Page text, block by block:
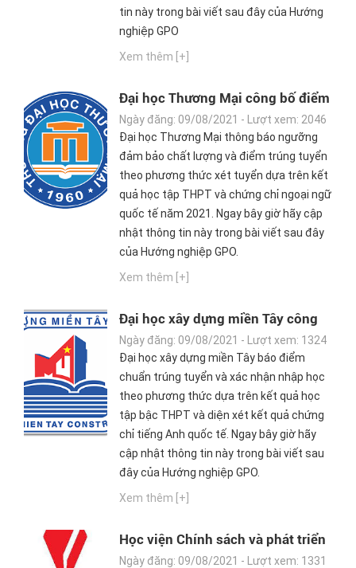
tin này trong bài viết sau đây của Hướng
nghiệp GPO
Xem thêm [+]
Đại học Thương Mại công bố điểm
chuẩn Đại học 2021
Ngày đăng: 09/08/2021 - Lượt xem: 2046
Đại học Thương Mại thông báo ngưỡng
đảm bảo chất lượng và điểm trúng tuyển
theo phương thức xét tuyển dựa trên kết
quả học tập THPT và chứng chỉ ngoại ngữ
quốc tế năm 2021. Ngay bây giờ hãy cập
nhật thông tin này trong bài viết sau đây
của Hướng nghiệp GPO.
Xem thêm [+]
Đại học xây dựng miền Tây công
bố điểm chuẩn Đại học 2021
Ngày đăng: 09/08/2021 - Lượt xem: 1324
Đại học xây dựng miền Tây báo điểm
chuẩn trúng tuyển và xác nhận nhập học
theo phương thức dựa trên kết quả học
tập bậc THPT và diện xét kết quả chứng
chỉ tiếng Anh quốc tế. Ngay bây giờ hãy
cập nhật thông tin này trong bài viết sau
đây của Hướng nghiệp GPO.
Xem thêm [+]
Học viện Chính sách và phát triển
công bố điểm chuẩn Đại học 2021
Ngày đăng: 09/08/2021 - Lượt xem: 1331